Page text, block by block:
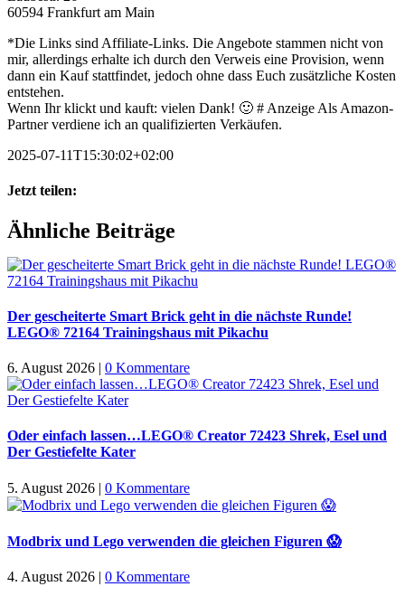
60594 Frankfurt am Main
*Die Links sind Affiliate-Links. Die Angebote stammen nicht von
mir, allerdings erhalte ich durch den Verweis eine Provision, wenn
dann ein Kauf stattfindet, jedoch ohne dass Euch zusätzliche Kosten
entstehen.
Wenn Ihr klickt und kauft: vielen Dank! 🙂 # Anzeige Als Amazon-
Partner verdiene ich an qualifizierten Verkäufen.
2025-07-11T15:30:02+02:00
Jetzt teilen:
Facebook
X
WhatsApp
Pinterest
E-
Mail
Ähnliche Beiträge
Der gescheiterte Smart Brick geht in die nächste Runde!
LEGO® 72164 Trainingshaus mit Pikachu
6. August 2026 | 0 Kommentare
Oder einfach lassen…LEGO® Creator 72423 Shrek, Esel und
Der Gestiefelte Kater
5. August 2026 | 0 Kommentare
Modbrix und Lego verwenden die gleichen Figuren 😱
4. August 2026 | 0 Kommentare